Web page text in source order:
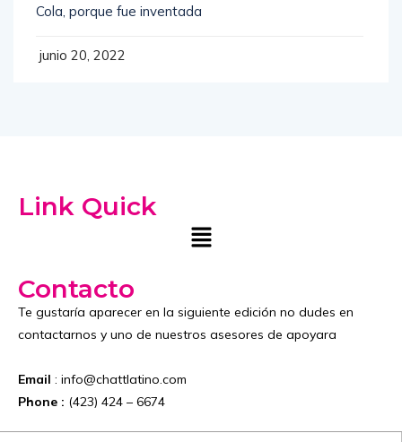
Cola, porque fue inventada
junio 20, 2022
Link Quick
Contacto
Te gustaría aparecer en la siguiente edición no dudes en
contactarnos y uno de nuestros asesores de apoyara
Email : info@chattlatino.com
Phone : (423) 424 – 6674